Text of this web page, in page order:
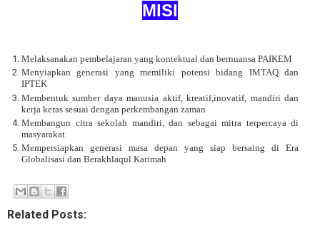
MISI
Melaksanakan pembelajaran yang kontektual dan bernuansa PAIKEM
Menyiapkan generasi yang memiliki potensi bidang IMTAQ dan
IPTEK
Membentuk sumber daya manusia aktif, kreatif,inovatif, mandiri dan
kerja keras sesuai dengan perkembangan zaman
Membangun citra sekolah mandiri, dan sebagai mitra terpercaya di
masyarakat
Mempersiapkan generasi masa depan yang siap bersaing di Era
Globalisasi dan Berakhlaqul Karimah
Related Posts: